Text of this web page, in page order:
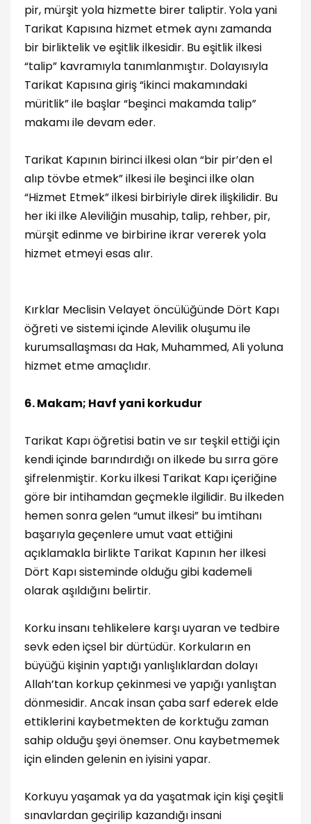
pir, mürşit yola hizmette birer taliptir. Yola yani
Tarikat Kapısına hizmet etmek aynı zamanda
bir birliktelik ve eşitlik ilkesidir. Bu eşitlik ilkesi
“talip” kavramıyla tanımlanmıştır. Dolayısıyla
Tarikat Kapısına giriş “ikinci makamındaki
müritlik” ile başlar “beşinci makamda talip”
makamı ile devam eder.
Tarikat Kapının birinci ilkesi olan “bir pir’den el
alıp tövbe etmek” ilkesi ile beşinci ilke olan
“Hizmet Etmek” ilkesi birbiriyle direk ilişkilidir. Bu
her iki ilke Aleviliğin musahip, talip, rehber, pir,
mürşit edinme ve birbirine ikrar vererek yola
hizmet etmeyi esas alır.
Kırklar Meclisin Velayet öncülüğünde Dört Kapı
öğreti ve sistemi içinde Alevilik oluşumu ile
kurumsallaşması da Hak, Muhammed, Ali yoluna
hizmet etme amaçlıdır.
6. Makam; Havf yani korkudur
Tarikat Kapı öğretisi batin ve sır teşkil ettiği için
kendi içinde barındırdığı on ilkede bu sırra göre
şifrelenmiştir. Korku ilkesi Tarikat Kapı içeriğine
göre bir intihamdan geçmekle ilgilidir. Bu ilkeden
hemen sonra gelen “umut ilkesi” bu imtihanı
başarıyla geçenlere umut vaat ettiğini
açıklamakla birlikte Tarikat Kapının her ilkesi
Dört Kapı sisteminde olduğu gibi kademeli
olarak aşıldığını belirtir.
Korku insanı tehlikelere karşı uyaran ve tedbire
sevk eden içsel bir dürtüdür. Korkuların en
büyüğü kişinin yaptığı yanlışlıklardan dolayı
Allah’tan korkup çekinmesi ve yapığı yanlıştan
dönmesidir. Ancak insan çaba sarf ederek elde
ettiklerini kaybetmekten de korktuğu zaman
sahip olduğu şeyi önemser. Onu kaybetmemek
için elinden gelenin en iyisini yapar.
Korkuyu yaşamak ya da yaşatmak için kişi çeşitli
sınavlardan geçirilip kazandığı insani